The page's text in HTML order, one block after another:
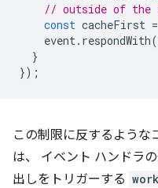
// outside of the
const cacheFirst =
event. respondWith(
}
});
この制限に反するよう
は、 イベント ハンドラ
出しをトリガーする